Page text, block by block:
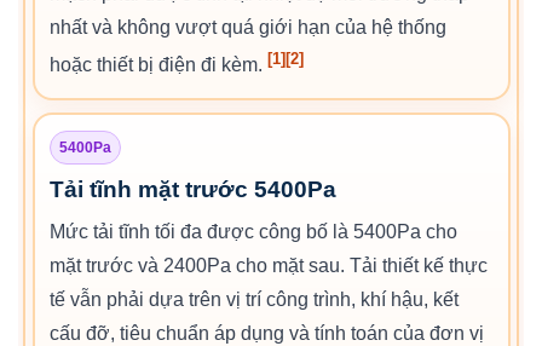
nhất và không vượt quá giới hạn của hệ thống
hoặc thiết bị điện đi kèm. [1] [2]
5400Pa
Tải tĩnh mặt trước 5400Pa
Mức tải tĩnh tối đa được công bố là 5400Pa cho
mặt trước và 2400Pa cho mặt sau. Tải thiết kế thực
tế vẫn phải dựa trên vị trí công trình, khí hậu, kết
cấu đỡ, tiêu chuẩn áp dụng và tính toán của đơn vị